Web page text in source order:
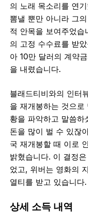
의 노래 목소리를 연
뽐낼 뿐만 아니라 그
적 안목을 보여주었습
의 고정 수수료를 받
아 10만 달러의 계약
을 내렸습니다.
블래드티비와의 인터
을 재개봉하는 것으
황을 파악하고 말씀하
돈을 많이 벌 수 있잖
국 재개봉할 때 이로
밝혔습니다. 이 결정
었고, 위버는 영화의
열티를 받고 있습니다.
상세 소득 내역